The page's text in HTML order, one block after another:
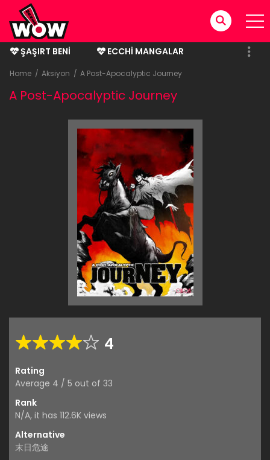
ŞAŞIRT BENI
ECCHI MANGALAR
BITMIŞ MANGALAR
Home Aksiyon A Post-Apocalyptic Journey
A Post-Apocalyptic Journey
4
Rating
Average 4 / 5 out of 33
Rank
N/A, it has 112.6K views
Alternative
末日危途